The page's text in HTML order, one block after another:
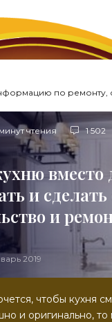
чтения 1 502
вместо
и
и
2019
чтобы кухня
и оригинально,